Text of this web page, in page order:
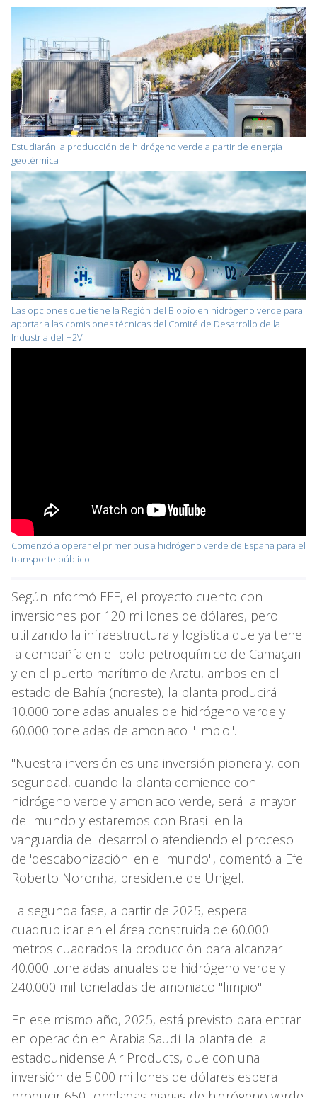
Estudiarán la producción de hidrógeno verde a partir de energía
geotérmica
Las opciones que tiene la Región del Biobío en hidrógeno verde para
aportar a las comisiones técnicas del Comité de Desarrollo de la
Industria del H2V
Comenzó a operar el primer bus a hidrógeno verde de España para el
transporte público
Según informó EFE, el proyecto cuento con
inversiones por 120 millones de dólares, pero
utilizando la infraestructura y logística que ya tiene
la compañía en el polo petroquímico de Camaçari
y en el puerto marítimo de Aratu, ambos en el
estado de Bahía (noreste), la planta producirá
10.000 toneladas anuales de hidrógeno verde y
60.000 toneladas de amoniaco "limpio".
"Nuestra inversión es una inversión pionera y, con
seguridad, cuando la planta comience con
hidrógeno verde y amoniaco verde, será la mayor
del mundo y estaremos con Brasil en la
vanguardia del desarrollo atendiendo el proceso
de 'descabonización' en el mundo", comentó a Efe
Roberto Noronha, presidente de Unigel.
La segunda fase, a partir de 2025, espera
cuadruplicar en el área construida de 60.000
metros cuadrados la producción para alcanzar
40.000 toneladas anuales de hidrógeno verde y
240.000 mil toneladas de amoniaco "limpio".
En ese mismo año, 2025, está previsto para entrar
en operación en Arabia Saudí la planta de la
estadounidense Air Products, que con una
inversión de 5.000 millones de dólares espera